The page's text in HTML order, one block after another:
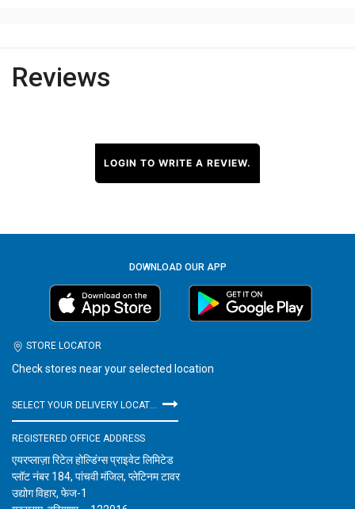
Reviews
LOGIN TO WRITE A REVIEW.
DOWNLOAD OUR APP
STORE LOCATOR
Check stores near your selected location
REGISTERED OFFICE ADDRESS
एयरप्लाज़ा रिटेल होल्डिंग्स प्राइवेट लिमिटेड
प्लॉट नंबर 184, पांचवी मंजिल, प्लेटिनम टावर
उद्योग विहार, फेज-1